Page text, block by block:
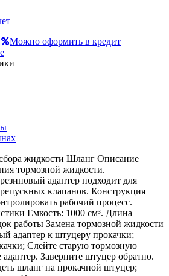
Можно оформить в кредит
жидкости Шланг Описание
тормозной жидкости.
адаптер подходит для
клапанов. Конструкция
рабочий процесс.
Емкость: 1000 см³. Длина
работы Замена тормозной жидкости
адаптер к штуцеру прокачки;
Слейте старую тормозную
Заверните штуцер обратно.
шланг на прокачной штуцер;